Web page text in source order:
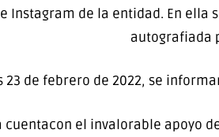
Instagram de la entidad. En
autografiada
23 de febrero de 2022, se
cuentacon el invalorable apoyo